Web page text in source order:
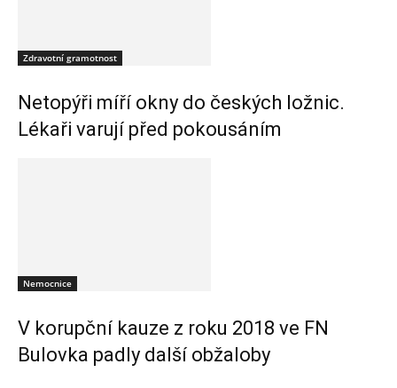
Zdravotní gramotnost
Netopýři míří okny do českých ložnic.
Lékaři varují před pokousáním
Nemocnice
V korupční kauze z roku 2018 ve FN
Bulovka padly další obžaloby